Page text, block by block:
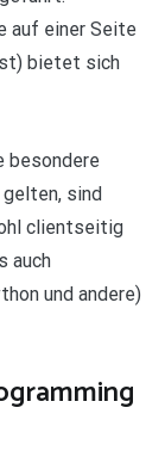
auf einer Seite
bietet sich
besondere
sind
clientseitig
auch
und andere)